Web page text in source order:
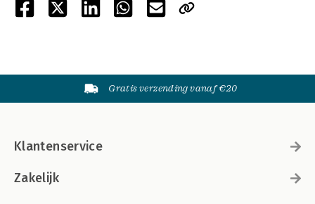
Gratis verzending vanaf €20
Klantenservice
Zakelijk